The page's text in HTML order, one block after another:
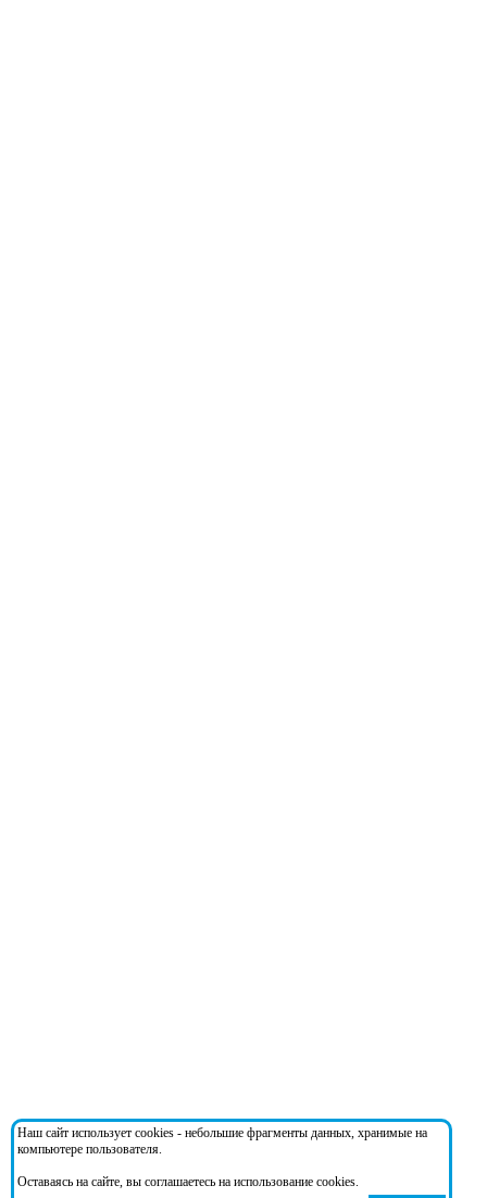
Наш сайт использует cookies - небольшие фрагменты данных, хранимые на
компьютере пользователя.
Оставаясь на сайте, вы соглашаетесь на использование cookies.